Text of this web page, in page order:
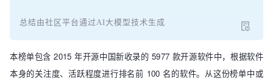
总结由社区平台通过AI大模型技术生成
本榜单包含 2015 年开源中国新收录的 5977 款开源软件中，根据软件
本身的关注度、活跃程度进行排名前 100 名的软件。从这份榜单中或